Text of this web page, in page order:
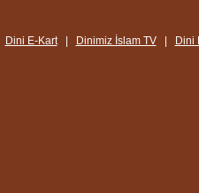
Dini E-Kart| Dinimiz İslam TV| Dini